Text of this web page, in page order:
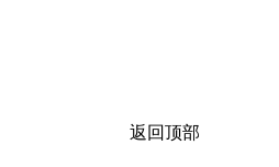
返回顶部